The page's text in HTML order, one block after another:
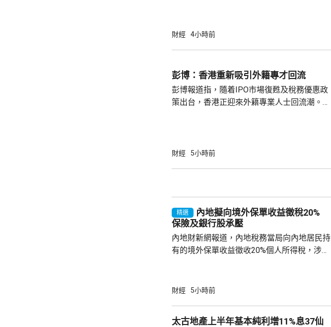
24.06億元。 九倉置業表示，到今年底綜合負
決定自2026年起將派息比率提高 25個百分
點，由65%調升至 90%，並持續檢討。第...
財經 4小時前
彭博：香港重新吸引外籍專才回流
彭博報道指，隨着IPO市場復甦及稅務優惠政
策出台，香港正迎來外籍專業人士回流潮。官
高。 報道引述27歲的法國量化工程師Theo
財經 5小時前
精選
內地擬向境外保單收益徵稅20%
保險及銀行股承壓
內地財新網報道，內地稅務當局向內地居民持
有的境外保單收益徵收20%個人所得稅，涉及
施未普遍推行，具體適用範圍有待官方說明。
保單分紅，以及預繳保費所產生的利息收益，
財經 5小時前
太古地產上半年基本純利增11%息37仙